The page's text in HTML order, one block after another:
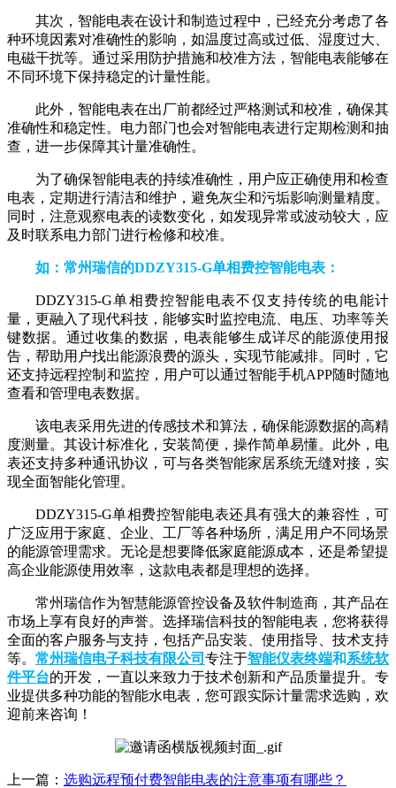
其次，智能电表在设计和制造过程中，已经充分考虑了各
种环境因素对准确性的影响，如温度过高或过低、湿度过大、
电磁干扰等。通过采用防护措施和校准方法，智能电表能够在
不同环境下保持稳定的计量性能。
此外，智能电表在出厂前都经过严格测试和校准，确保其
准确性和稳定性。电力部门也会对智能电表进行定期检测和抽
查，进一步保障其计量准确性。
为了确保智能电表的持续准确性，用户应正确使用和检查
电表，定期进行清洁和维护，避免灰尘和污垢影响测量精度。
同时，注意观察电表的读数变化，如发现异常或波动较大，应
及时联系电力部门进行检修和校准。
如：常州瑞信的DDZY315-G单相费控智能电表：
DDZY315-G单相费控智能电表不仅支持传统的电能计
量，更融入了现代科技，能够实时监控电流、电压、功率等关
键数据。通过收集的数据，电表能够生成详尽的能源使用报
告，帮助用户找出能源浪费的源头，实现节能减排。同时，它
还支持远程控制和监控，用户可以通过智能手机APP随时随地
查看和管理电表数据。
该电表采用先进的传感技术和算法，确保能源数据的高精
度测量。其设计标准化，安装简便，操作简单易懂。此外，电
表还支持多种通讯协议，可与各类智能家居系统无缝对接，实
现全面智能化管理。
DDZY315-G单相费控智能电表还具有强大的兼容性，可
广泛应用于家庭、企业、工厂等各种场所，满足用户不同场景
的能源管理需求。无论是想要降低家庭能源成本，还是希望提
高企业能源使用效率，这款电表都是理想的选择。
常州瑞信作为智慧能源管控设备及软件制造商，其产品在
市场上享有良好的声誉。选择瑞信科技的智能电表，您将获得
全面的客户服务与支持，包括产品安装、使用指导、技术支持
等。 常州瑞信电子科技有限公司 专注于智能仪表终端和系统软
件平台的开发，一直以来致力于技术创新和产品质量提升。专
业提供多种功能的智能水电表，您可跟实际计量需求选购，欢
迎前来咨询！
上一篇： 选购远程预付费智能电表的注意事项有哪些？